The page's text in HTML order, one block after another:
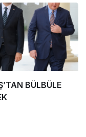
BÜLBÜLE